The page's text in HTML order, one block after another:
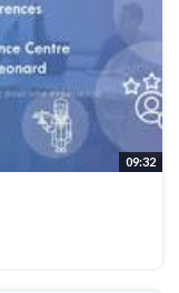
09:32